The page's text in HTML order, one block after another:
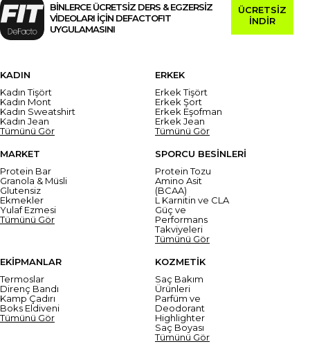
BİNLERCE ÜCRETSİZ DERS & EGZERSİZ
VİDEOLARI İÇİN DEFACTOFIT
UYGULAMASINI
ÜCRETSİZ
İNDİR
KADIN
Kadın Tişört
Kadın Mont
Kadın Sweatshirt
Kadın Jean
Tümünü Gör
ERKEK
Erkek Tişört
Erkek Şort
Erkek Eşofman
Erkek Jean
Tümünü Gör
MARKET
Protein Bar
Granola & Müsli
Glutensiz
Ekmekler
Yulaf Ezmesi
Tümünü Gör
SPORCU BESİNLERİ
Protein Tozu
Amino Asit
(BCAA)
L Karnitin ve CLA
Güç ve
Performans
Takviyeleri
Tümünü Gör
EKİPMANLAR
Termoslar
Direnç Bandı
Kamp Çadırı
Boks Eldiveni
Tümünü Gör
KOZMETİK
Saç Bakım
Ürünleri
Parfüm ve
Deodorant
Highlighter
Saç Boyası
Tümünü Gör